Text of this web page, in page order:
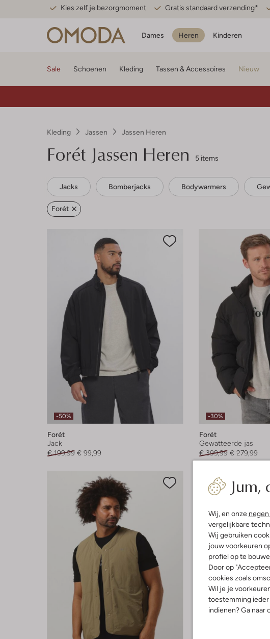
Kies zelf je bezorgmoment Gratis standaard verzending*
Dames Heren Kinderen
Jum,
Wij, en onze
vergelijkbare
Wij gebruiken
jouw voorkeuren
profiel op te
Door op
cookies zoals
Wil je je
toestemming
indienen? Ga naar
Sale Schoenen Kleding Tassen & Accessoires Nieuw
Kleding Jassen Jassen Heren
Forét Jassen Heren 5 items
Jacks Bomberjacks Bodywarmers
Forét
-50%
Forét
Jack
€ 199,99 € 99,99
-30%
Forét
Gewatteerde jas
€ 399,99 € 279,99